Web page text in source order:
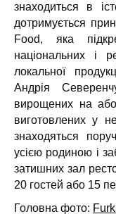
знаходиться в
дотримується
Food, яка
національних і
локальної
Андрія
вирощених на
виготовлених у
знаходяться
усією родиною і
затишних зал
20 гостей або 15
Головна фото: